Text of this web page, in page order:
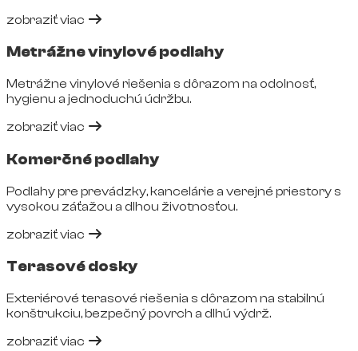
zobraziť viac
Metrážne vinylové podlahy
Metrážne vinylové riešenia s dôrazom na odolnosť,
hygienu a jednoduchú údržbu.
zobraziť viac
Komerčné podlahy
Podlahy pre prevádzky, kancelárie a verejné priestory s
vysokou záťažou a dlhou životnosťou.
zobraziť viac
Terasové dosky
Exteriérové terasové riešenia s dôrazom na stabilnú
konštrukciu, bezpečný povrch a dlhú výdrž.
zobraziť viac